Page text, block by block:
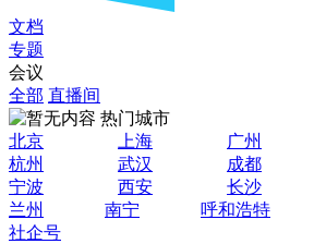
文档
专题
会议
全部 直播间
热门城市
北京
上海 广州
杭州
武汉 成都
宁波
西安 长沙
兰州
南宁 呼和浩特
社企号